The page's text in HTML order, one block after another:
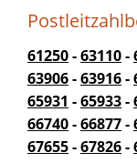
61250-63110-
63906-63916-
65931 -65933-
66740-66877-
67655-67826-